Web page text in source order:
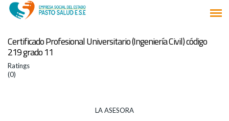
Certificado Profesional Universitario (Ingeniería Civil) código
219 grado 11
Ratings
(0)
LA ASESORA